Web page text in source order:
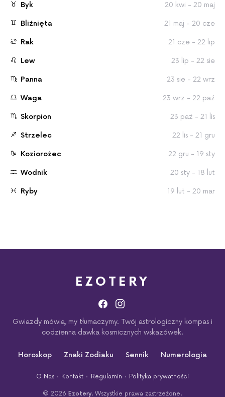
Byk 20 kwi - 20 maj
Bliźnięta 21 maj - 20 cze
Rak 21 cze - 22 lip
Lew 23 lip - 22 sie
Panna 23 sie - 22 wrz
Waga 23 wrz - 22 paź
Skorpion 23 paź - 21 lis
Strzelec 22 lis - 21 gru
Koziorożec 22 gru - 19 sty
Wodnik 20 sty - 18 lut
Ryby 19 lut - 20 mar
EZOTERY
Gwiazdy mówią, my tłumaczymy. Twój astrologiczny kompas i
codzienna dawka kosmicznych wskazówek.
Horoskop Znaki Zodiaku Sennik Numerologia
O Nas Kontakt Regulamin Polityka prywatności
© 2026Ezotery. Wszystkie prawa zastrzeżone.